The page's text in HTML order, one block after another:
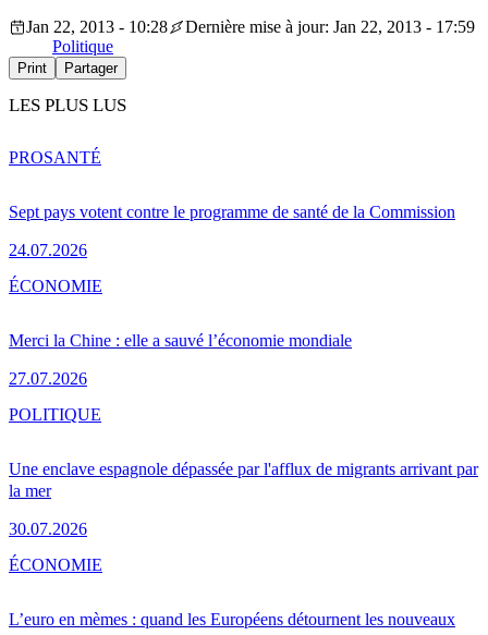
Jan 22, 2013 - 10:28
Dernière mise à jour: Jan 22, 2013 - 17:59
Politique
Print Partager
LES PLUS LUS
Sept pays votent contre le programme de santé de la Commission
24.07.2026
PROSANTÉ
Merci la Chine : elle a sauvé l’économie mondiale
27.07.2026
ÉCONOMIE
Une enclave espagnole dépassée par l'afflux de migrants arrivant par
la mer
30.07.2026
POLITIQUE
L’euro en mèmes : quand les Européens détournent les nouveaux
ÉCONOMIE